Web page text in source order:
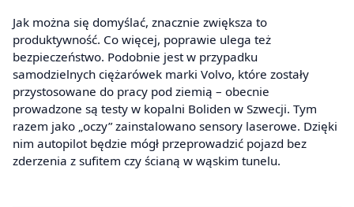
Jak można się domyślać, znacznie zwiększa to
produktywność. Co więcej, poprawie ulega też
bezpieczeństwo. Podobnie jest w przypadku
samodzielnych ciężarówek marki Volvo, które zostały
przystosowane do pracy pod ziemią – obecnie
prowadzone są testy w kopalni Boliden w Szwecji. Tym
razem jako „oczy” zainstalowano sensory laserowe. Dzięki
nim autopilot będzie mógł przeprowadzić pojazd bez
zderzenia z sufitem czy ścianą w wąskim tunelu.